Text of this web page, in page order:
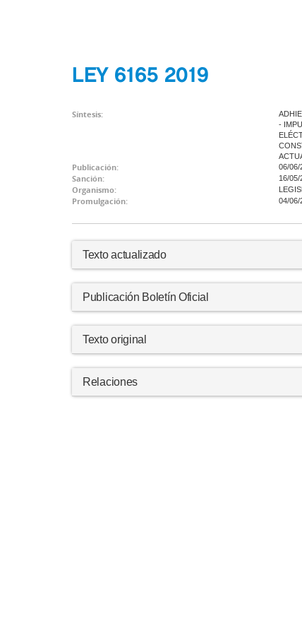
LEY 6165 2019
Síntesis:
-
Publicación: 06/06/
Sanción: 16/05/
Organismo:
Promulgación: 04/06/
Texto actualizado
Publicación Boletín Oficial
Texto original
Relaciones